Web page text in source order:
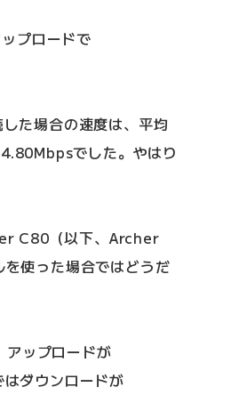
プロードで
た場合の速度は、平均
でした。やはり
C80（以下、Archer
使った場合ではどうだ
ップロードが
ダウンロードが